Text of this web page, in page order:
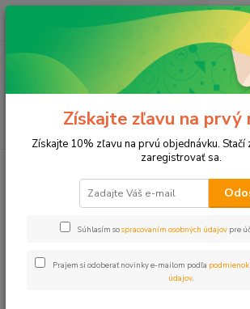
(Po-Pia, 8-17 hod.)
Plastové, Mosadzné komponenty
Adaptér na IBC nádrže
Získajte zľavu na prvý
Získajte 10% zľavu na prvú objednávku. Stačí
zaregistrovať sa.
Súhlasím sospracovaním osobných údajov pre
Prajem si odoberať novinky e-mailom podľa podmienok
údajov